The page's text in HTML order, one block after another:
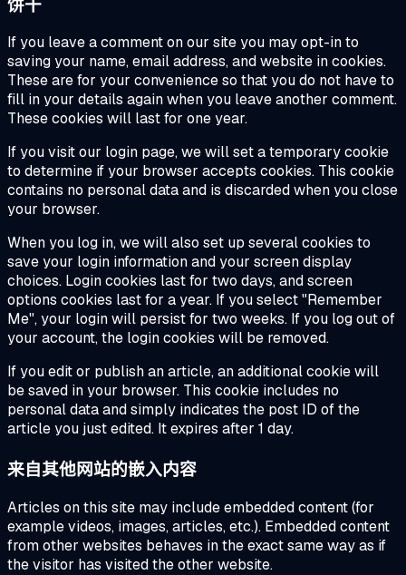
饼干
If you leave a comment on our site you may opt-in to
saving your name, email address, and website in cookies.
These are for your convenience so that you do not have to
fill in your details again when you leave another comment.
These cookies will last for one year.
If you visit our login page, we will set a temporary cookie
to determine if your browser accepts cookies. This cookie
contains no personal data and is discarded when you close
your browser.
When you log in, we will also set up several cookies to
save your login information and your screen display
choices. Login cookies last for two days, and screen
options cookies last for a year. If you select "Remember
Me", your login will persist for two weeks. If you log out of
your account, the login cookies will be removed.
If you edit or publish an article, an additional cookie will
be saved in your browser. This cookie includes no
personal data and simply indicates the post ID of the
article you just edited. It expires after 1 day.
来自其他网站的嵌入内容
Articles on this site may include embedded content (for
example videos, images, articles, etc.). Embedded content
from other websites behaves in the exact same way as if
the visitor has visited the other website.